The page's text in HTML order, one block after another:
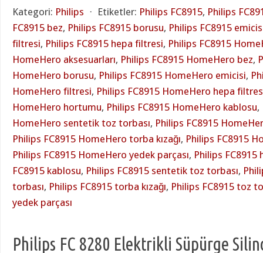
Kategori: Philips ⋅ Etiketler: Philips FC8915, Philips
FC8915 bez, Philips FC8915 borusu, Philips FC8915
filtresi, Philips FC8915 hepa filtresi, Philips FC8915
HomeHero aksesuarları, Philips FC8915 HomeHero bez,
HomeHero borusu, Philips FC8915 HomeHero emicisi,
HomeHero filtresi, Philips FC8915 HomeHero hepa
HomeHero hortumu, Philips FC8915 HomeHero kablosu,
HomeHero sentetik toz torbası, Philips FC8915
Philips FC8915 HomeHero torba kızağı, Philips FC8915
Philips FC8915 HomeHero yedek parçası, Philips FC8915
FC8915 kablosu, Philips FC8915 sentetik toz torbası,
torbası, Philips FC8915 torba kızağı, Philips FC8915 toz
yedek parçası
Philips FC 8280 Elektrikli Süpürge